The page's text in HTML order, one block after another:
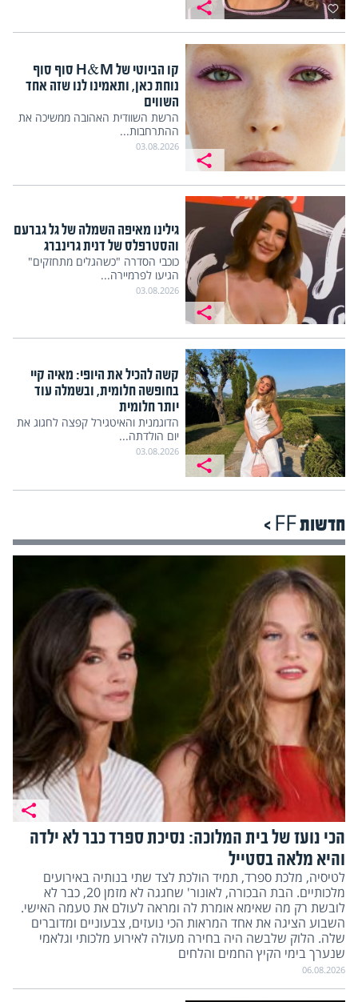
קו הביוטי של H&M סוף סוף
נוחת כאן, ותאמינו לנו שזה אחד
השווים
הרשת השוודית האהובה ממשיכה את
ההתרחבות...
03.08.2026
גילינו מאיפה השמלה של גל גברעם
והסטרפלס של דנית גרינברג
כוכבי הסדרה "כשהגלים מתחזקים"
הגיעו לפרמיירה...
03.08.2026
קשה להכיל את היופי: מאיה קיי
בחופשה חלומית, ובשמלה עוד
יותר חלומית
הדוגמנית והאיטגירל קפצה לחגוג את
יום הולדתה...
03.08.2026
חדשות FF >
הכי נועז של בית המלוכה: נסיכת ספרד כבר לא ילדה
והיא מלאה בסטייל
לטיסיה, מלכת ספרד, תמיד הולכת לצד שתי בנותיה באירועים
מלכותיים. הבת הבכורה, לאונור' שחגגה לא מזמן 20, כבר לא
לובשת רק מה שאימא אומרת לה ומראה לעולם את טעמה האישי.
השבוע הציגה את אחד המראות הכי נועזים, צבעוניים ומדוברים
שלה. הלוק שלבשה היה בחירה מעולה לאירוע מלכותי וגלאמי
שנערך בימי הקיץ החמים והלחים
06.08.2026